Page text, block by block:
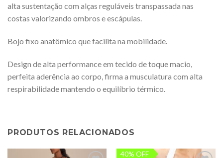
alta sustentação com alças reguláveis transpassada nas
costas valorizando ombros e escápulas.
Bojo fixo anatômico que facilita na mobilidade.
Design de alta performance em tecido de toque macio,
perfeita aderência ao corpo, firma a musculatura com alta
respirabilidade mantendo o equilíbrio térmico.
PRODUTOS RELACIONADOS
40% OFF